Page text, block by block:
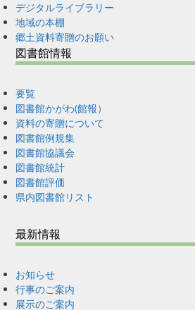
デジタルライブラリー
地域の本棚
郷土資料寄贈のお願い
図書館情報
要覧
図書館かがわ(館報）
資料の寄贈について
図書館例規集
図書館協議会
図書館統計
図書館評価
県内図書館リスト
最新情報
お知らせ
行事のご案内
展示のご案内